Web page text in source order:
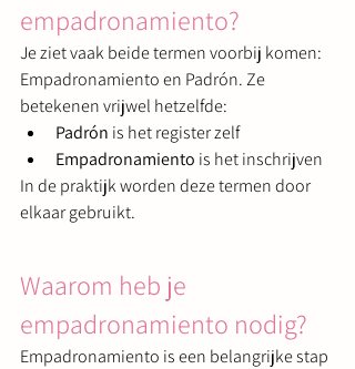
empadronamiento?
Je ziet vaak beide termen voorbij komen:
Empadronamiento en Padrón. Ze
betekenen vrijwel hetzelfde:
Padrón is het register zelf
Empadronamiento is het inschrijven
In de praktijk worden deze termen door
elkaar gebruikt.
Waarom heb je
empadronamiento nodig?
Empadronamiento is een belangrijke stap